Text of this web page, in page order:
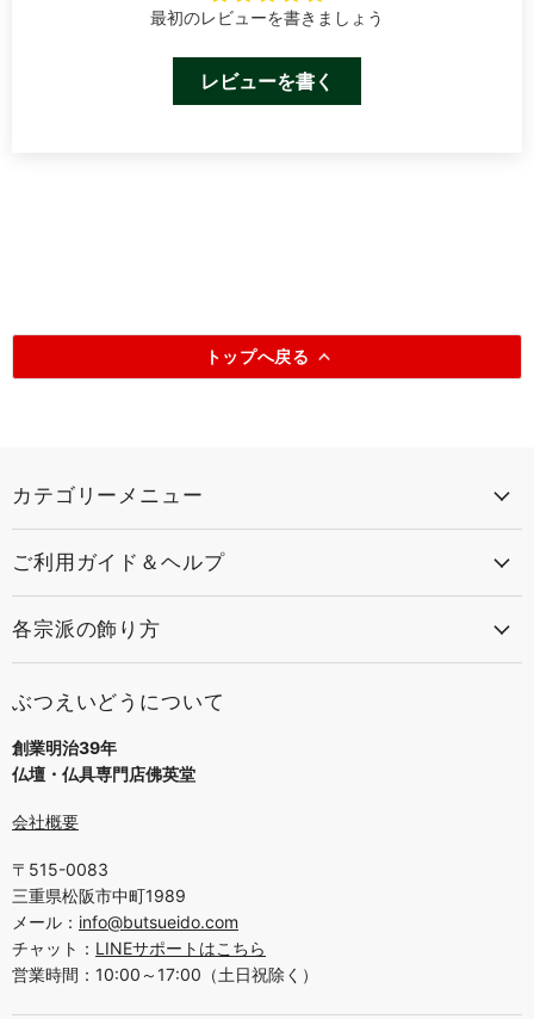
最初のレビューを書きましょう
レビューを書く
トップへ戻る
カテゴリーメニュー
ご利用ガイド＆ヘルプ
各宗派の飾り方
ぶつえいどうについて
創業明治39年
仏壇・仏具専門店佛英堂
会社概要
〒515-0083
三重県松阪市中町1989
メール： info@butsueido.com
チャット： LINEサポートはこちら
営業時間：10:00～17:00（土日祝除く）